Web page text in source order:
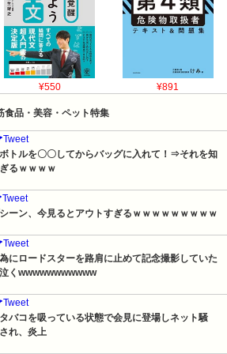
¥550 ¥891
品・美容・ペット特集
トルを〇〇してからバッグに入れて！⇒それを知
るｗｗｗｗ
ーン、今見るとアウトすぎるｗｗｗｗｗｗｗｗｗ
にロードスターを路肩に止めて記念撮影していた
くwwwwwwwwwww
バコを吸っている状態で会見に登場しネット騒
れ、炎上